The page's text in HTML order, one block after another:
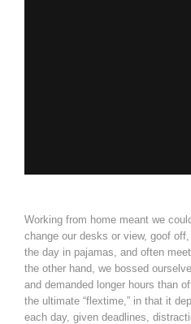
Working from home meant we
change our desks or view, goof
the day in pajamas, and often
the other hand, we bossed
and demanded longer hours than
the ultimate “flextime,” in that it
each day, given deadlines,